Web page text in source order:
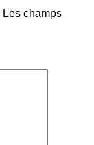
Les champs